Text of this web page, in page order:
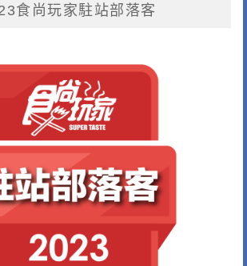
食尚玩家駐站部落客